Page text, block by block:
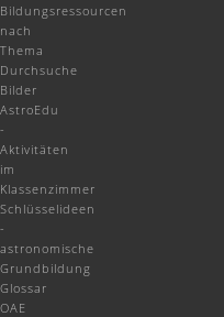
Bildungsressourcen
nach
Thema
Durchsuche
Bilder
AstroEdu
-
Aktivitäten
im
Klassenzimmer
Schlüsselideen
-
astronomische
Grundbildung
Glossar
OAE